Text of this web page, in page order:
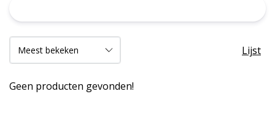
Lijst
Geen producten gevonden!